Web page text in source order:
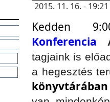
2015. 11. 16. -
Kedden
Konferencia
tagjaink is
a hegesztés
könyvtárában